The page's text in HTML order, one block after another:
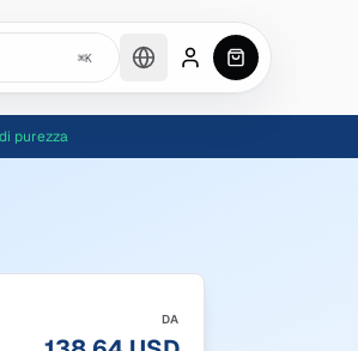
⌘K Account
0item
purezza
DA